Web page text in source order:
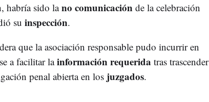
habría sido lano comunicaciónde la celebración
su inspección.
que la asociación responsable pudo incurrir en
a facilitar lainformación requerida tras trascender
penal abierta en los juzgados.